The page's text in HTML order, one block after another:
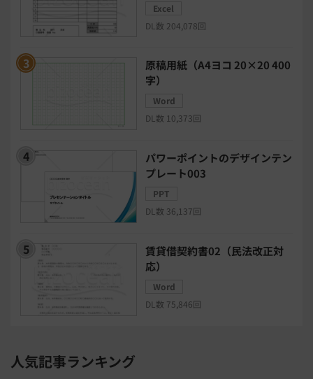
日程調整システム
BIツール CTIシステム
クラウドPBX
モチベーション管理システム
リモートアクセスツール
電子請求書システム 人事評価システム
給与計算システム eラーニングシステム
勤怠管理システム
Excel
DL数 204,078回
原稿用紙（A4ヨコ 20×20 400
字）
Word
DL数 10,373回
パワーポイントのデザインテン
プレート003
PPT
DL数 36,137回
賃貸借契約書02（民法改正対
応）
Word
DL数 75,846回
人気記事ランキング